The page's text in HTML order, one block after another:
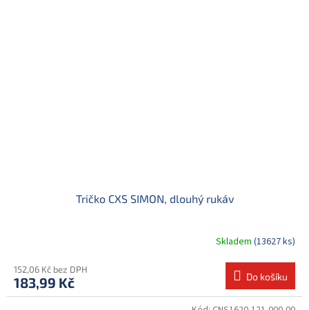
Tričko CXS SIMON, dlouhý rukáv
Skladem (13627 ks)
152,06 Kč bez DPH
183,99 Kč Do košíku